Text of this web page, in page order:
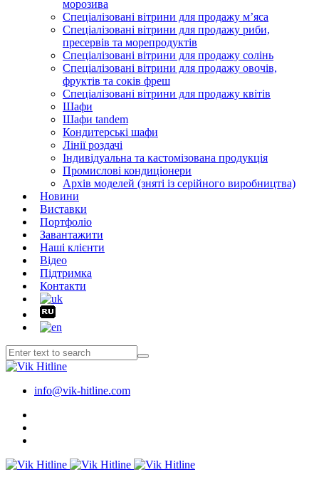
морозива
Спеціалізовані вітрини для продажу м’яса
Спеціалізовані вітрини для продажу риби,
пресервів та морепродуктів
Спеціалізовані вітрини для продажу солінь
Спеціалізовані вітрини для продажу овочів,
фруктів та соків фреш
Спеціалізовані вітрини для продажу квітів
Шафи
Шафи tandem
Кондитерські шафи
Лінії роздачі
Індивідуальна та кастомізована продукція
Промислові кондиціонери
Архів моделей (зняті із серійного виробництва)
Новини
Виставки
Портфоліо
Завантажити
Наші клієнти
Відео
Підтримка
Контакти
info@vik-hitline.com